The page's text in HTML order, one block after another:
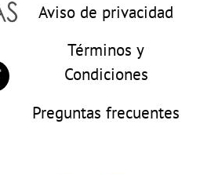
Aviso de privacidad
Términos y
Condiciones
Preguntas frecuentes